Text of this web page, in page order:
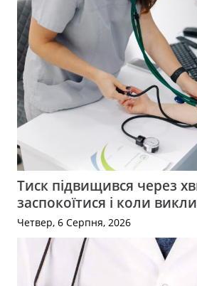
Тиск підвищився через
заспокоїтися і коли
Четвер, 6 Серпня, 2026